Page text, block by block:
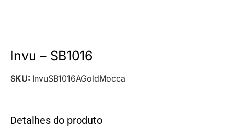
Invu – SB1016
SKU: InvuSB1016AGoldMocca
Detalhes do produto